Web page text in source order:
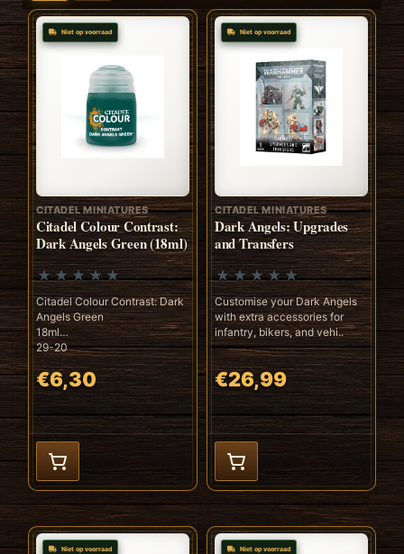
Niet op voorraad
CITADEL MINIATURES
Citadel Colour Contrast:
Dark Angels Green (18ml)
Citadel Colour Contrast: Dark
Angels Green
18ml
29-20
€6,30
Niet op voorraad
CITADEL MINIATURES
Dark Angels: Upgrades
and Transfers
Customise your Dark Angels
with extra accessories for
infantry, bikers, and vehi..
€26,99
Niet op voorraad Niet op voorraad